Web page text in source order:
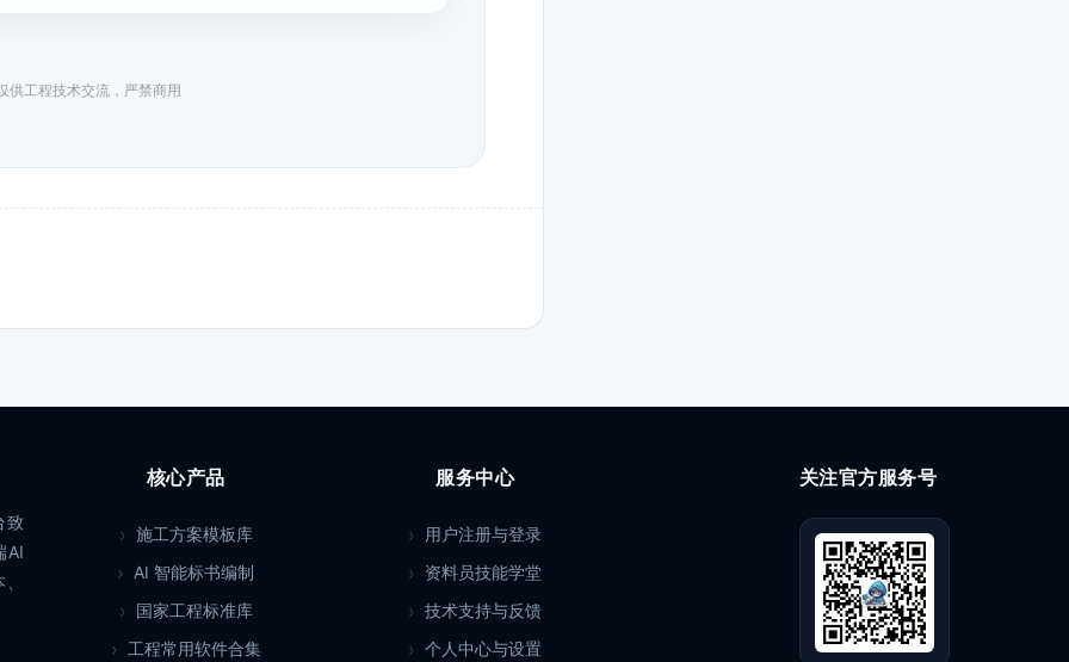
供工程技术交流，严禁商用
致
AI
核心产品
施工方案模板库
AI 智能标书编制
国家工程标准库
工程常用软件合集
服务中心
用户注册与登录
资料员技能学堂
技术支持与反馈
个人中心与设置
关注官方服务号